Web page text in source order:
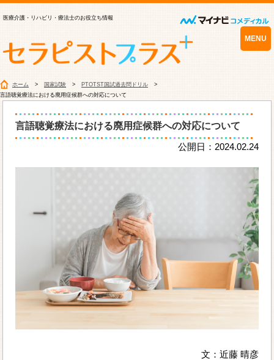
医療介護・リハビリ・療法士のお役立ち情報
MENU
ホーム 国家試験
PTOTST国試過去問ドリル
言語聴覚療法における廃用症候群への対応について
言語聴覚療法における廃用症候群への対応について
公開日：2024.02.24
文：近藤 晴彦